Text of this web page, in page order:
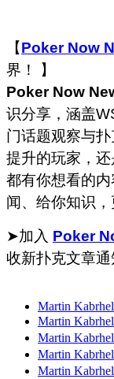
【Poker Now
界！ 】
Poker Now
识分享，涵盖
门话题观察与
提升的玩家，
都有你想看的内
闻、给你知识，
➤加入 Poker
收新扑克文章
Martin Kabrhel
Martin
Martin
Martin
Martin